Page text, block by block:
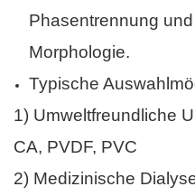
Phasentrennung
Morphologie.
Typische
1) Umweltfreundliche
CA, PVDF, PVC
2) Medizinische